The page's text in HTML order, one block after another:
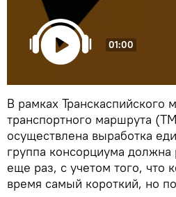
01:00
В рамках Транскаспийского
транспортного маршрута
осуществлена выработка
группа консорциума
еще раз, с учетом того, что
время самый короткий, но